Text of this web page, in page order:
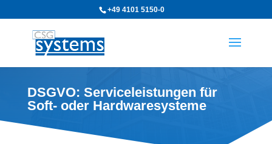
+49 4101 5150-0
DSGVO: Serviceleistungen für
Soft- oder Hardwaresysteme